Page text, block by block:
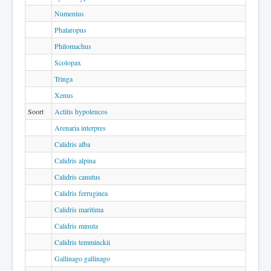
Numenius
Phalaropus
Philomachus
Scolopax
Tringa
Xenus
Soort
Actitis hypoleucos
Arenaria interpres
Calidris alba
Calidris alpina
Calidris canutus
Calidris ferruginea
Calidris maritima
Calidris minuta
Calidris temminckii
Gallinago gallinago